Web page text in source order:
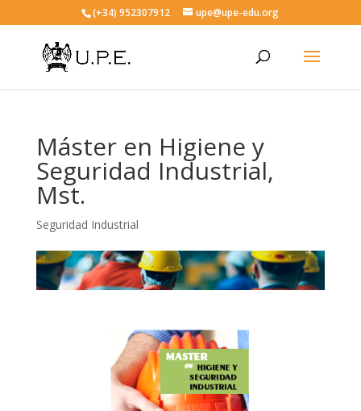
(+34) 952307912 upe@upe-edu.org
Máster en Higiene y
Seguridad Industrial,
Mst.
Seguridad Industrial